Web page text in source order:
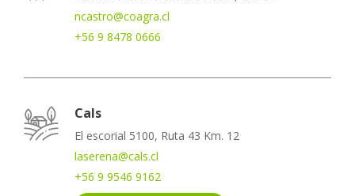
ncastro@coagra.cl
+56 9 8478 0666
Cals
El escorial 5100, Ruta 43 Km. 12
laserena@cals.cl
+56 9 9546 9162